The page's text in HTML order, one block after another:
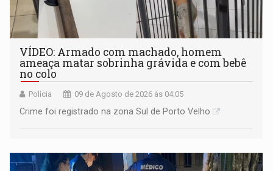
VÍDEO: Armado com machado, homem
ameaça matar sobrinha grávida e com bebê
no colo
Polícia 09 de Agosto de 2026 às 04:05
Crime foi registrado na zona Sul de Porto Velho